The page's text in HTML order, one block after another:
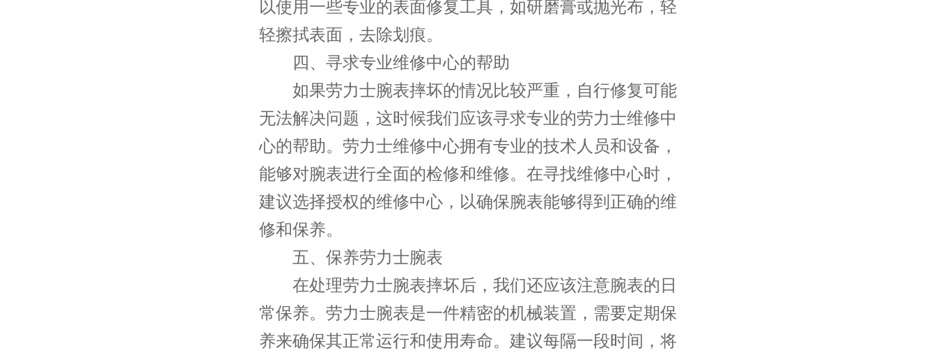
以使用一些专业的表面修复工具，如研磨膏或抛光布，轻
轻擦拭表面，去除划痕。
四、寻求专业维修中心的帮助
如果劳力士腕表摔坏的情况比较严重，自行修复可能
无法解决问题，这时候我们应该寻求专业的劳力士维修中
心的帮助。劳力士维修中心拥有专业的技术人员和设备，
能够对腕表进行全面的检修和维修。在寻找维修中心时，
建议选择授权的维修中心，以确保腕表能够得到正确的维
修和保养。
五、保养劳力士腕表
在处理劳力士腕表摔坏后，我们还应该注意腕表的日
常保养。劳力士腕表是一件精密的机械装置，需要定期保
养来确保其正常运行和使用寿命。建议每隔一段时间，将